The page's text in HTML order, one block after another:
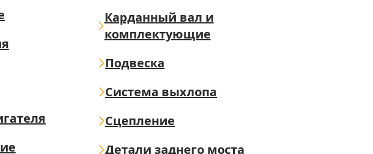
Карданный вал и
комплектующие
Подвеска
Система выхлопа
Сцепление
Детали заднего моста